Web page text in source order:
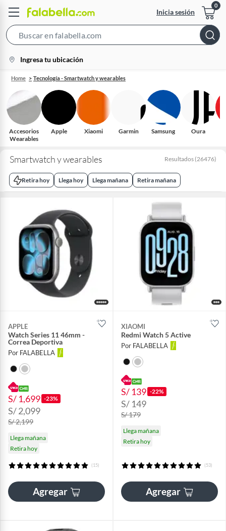
Inicia sesión
Bar
location-
icon
Ingresa tu ubicación
Home Tecnología - Smartwatch y wearables
Accesorios
Wearables
Apple Xiaomi Garmin Samsung Oura
Smartwatch y wearables Resultados (26476)
Retira hoy Llega hoy Llega mañana Retira mañana
APPLE
Watch Series 11 46mm -
Correa Deportiva
Por FALABELLA
S/ 1,699 -23%
S/ 2,099
S/ 2,199
Llega mañana
Retira hoy
(15)
Agregar
XIAOMI
Redmi Watch 5 Active
Por FALABELLA
S/ 139 -22%
S/ 149
S/ 179
Llega mañana
Retira hoy
(53)
Agregar